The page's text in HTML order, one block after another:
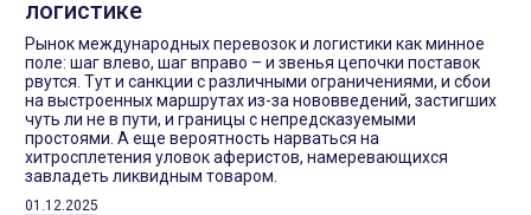
логистике
Рынок международных перевозок и логистики как минное
поле: шаг влево, шаг вправо – и звенья цепочки поставок
рвутся. Тут и санкции с различными ограничениями, и сбои
на выстроенных маршрутах из-за нововведений, застигших
чуть ли не в пути, и границы с непредсказуемыми
простоями. А еще вероятность нарваться на
хитросплетения уловок аферистов, намеревающихся
завладеть ликвидным товаром.
01.12.2025